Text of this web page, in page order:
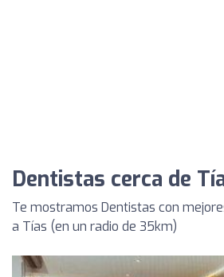
Dentistas cerca de
Te mostramos Dentistas con
a Tías (en un radio de 35km)